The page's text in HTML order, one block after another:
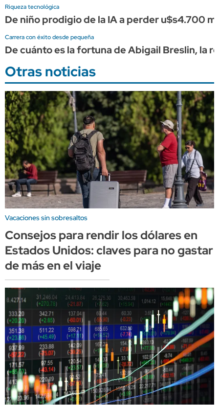
Riqueza tecnológica
De niño prodigio de la IA a perder u$s4.700
Carrera con éxito desde pequeña
De cuánto es la fortuna de Abigail Breslin, la
Otras noticias
Vacaciones sin sobresaltos
Consejos para rendir los dólares en
Estados Unidos: claves para no gastar
de más en el viaje